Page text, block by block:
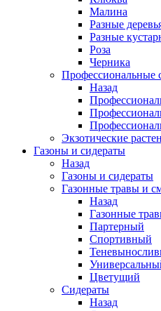
Малина
Разные
Разные
Роза
Черника
Профессиональные
Назад
Экзотические
Газоны и сидераты
Назад
Газоны и сидераты
Газонные травы и
Назад
Газонные
Партерный
Спортивный
Цветущий
Сидераты
Назад